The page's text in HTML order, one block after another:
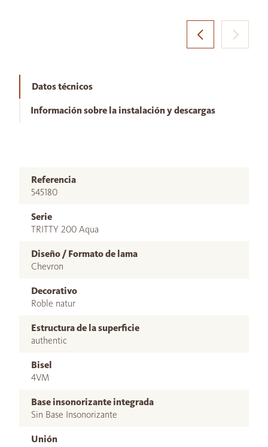
Datos técnicos
Información sobre la instalación y descargas
Referencia
545180
Serie
TRITTY 200 Aqua
Diseño / Formato de lama
Chevron
Decorativo
Roble natur
Estructura de la superficie
authentic
Bisel
4VM
Base insonorizante integrada
Sin Base Insonorizante
Unión